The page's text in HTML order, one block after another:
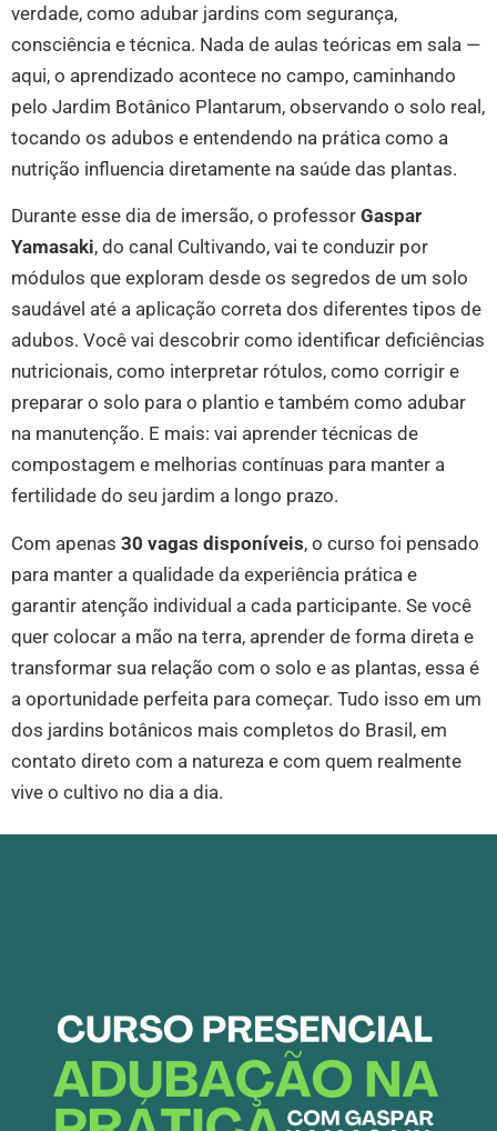
verdade, como adubar jardins com segurança,
consciência e técnica. Nada de aulas teóricas em sala —
aqui, o aprendizado acontece no campo, caminhando
pelo Jardim Botânico Plantarum, observando o solo real,
tocando os adubos e entendendo na prática como a
nutrição influencia diretamente na saúde das plantas.
Durante esse dia de imersão, o professor Gaspar
Yamasaki, do canal Cultivando, vai te conduzir por
módulos que exploram desde os segredos de um solo
saudável até a aplicação correta dos diferentes tipos de
adubos. Você vai descobrir como identificar deficiências
nutricionais, como interpretar rótulos, como corrigir e
preparar o solo para o plantio e também como adubar
na manutenção. E mais: vai aprender técnicas de
compostagem e melhorias contínuas para manter a
fertilidade do seu jardim a longo prazo.
Com apenas 30 vagas disponíveis, o curso foi pensado
para manter a qualidade da experiência prática e
garantir atenção individual a cada participante. Se você
quer colocar a mão na terra, aprender de forma direta e
transformar sua relação com o solo e as plantas, essa é
a oportunidade perfeita para começar. Tudo isso em um
dos jardins botânicos mais completos do Brasil, em
contato direto com a natureza e com quem realmente
vive o cultivo no dia a dia.